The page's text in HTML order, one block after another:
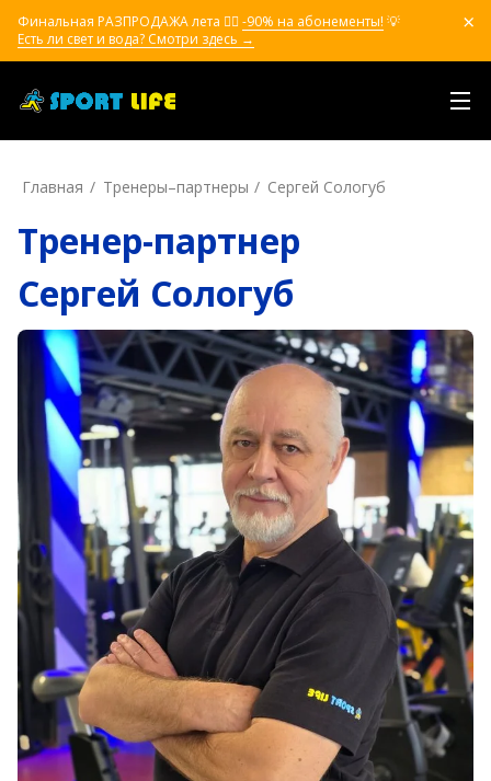
Финальная РАЗПРОДАЖА лета ❤️‍🔥 -90% на абонементы! 💡
Есть ли свет и вода? Смотри здесь →
Главная Тренеры–пapтнepы Сергей Сологуб
Тренер-партнер
Сергей Сологуб